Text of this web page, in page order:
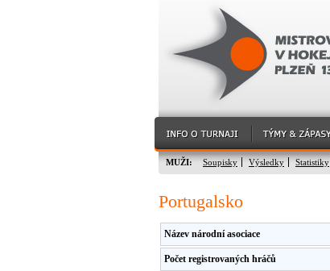
MUŽI: Soupisky Výsledky Statistiky
Portugalsko
Název národní asociace
Počet registrovaných hráčů